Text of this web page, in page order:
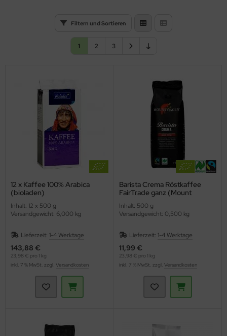
Filtern und Sortieren
1 2 3
12 x Kaffee 100% Arabica
(bioladen)
Inhalt: 12 x 500 g
Versandgewicht: 6,000 kg
Lieferzeit: 1-4 Werktage
143,88 €
23,98 € pro 1 kg
inkl. 7 % MwSt. zzgl. Versandkosten
Barista Crema Röstkaffee
FairTrade ganz (Mount
Inhalt: 500 g
Versandgewicht: 0,500 kg
Lieferzeit: 1-4 Werktage
11,99 €
23,98 € pro 1 kg
inkl. 7 % MwSt. zzgl. Versandkosten